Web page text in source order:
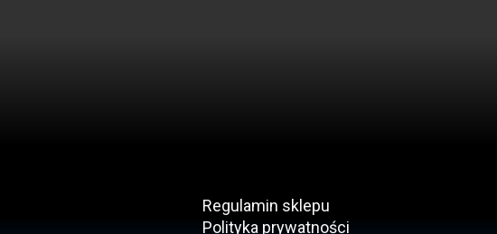
Regulamin sklepu
Polityka prywatności